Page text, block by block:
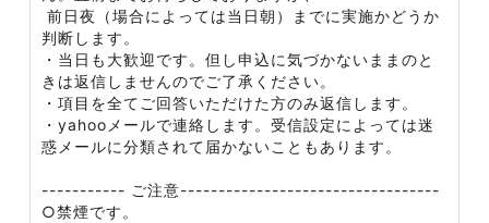
前日夜（場合によっては当日朝）までに実施かどうか
判断します。
・当日も大歓迎です。但し申込に気づかないままのと
きは返信しませんのでご了承ください。
・項目を全てご回答いただけた方のみ返信します。
・yahooメールで連絡します。受信設定によっては迷
惑メールに分類されて届かないこともあります。
----------- ご注意----------------------------------
○禁煙です。